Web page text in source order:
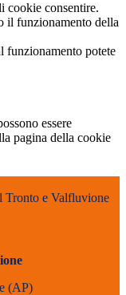
cookie consentire.
il funzionamento della
funzionamento potete
essere
pagina della cookie
Tronto e Valfluvione
(AP)